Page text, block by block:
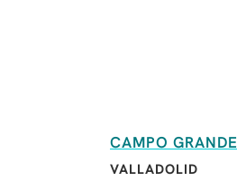
CAMPO GRANDE
VALLADOLID